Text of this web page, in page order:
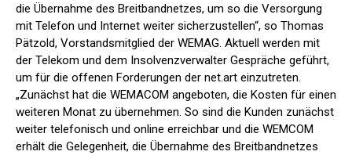
die Übernahme des Breitbandnetzes, um so die Versorgung
mit Telefon und Internet weiter sicherzustellen“, so Thomas
Pätzold, Vorstandsmitglied der WEMAG. Aktuell werden mit
der Telekom und dem Insolvenzverwalter Gespräche geführt,
um für die offenen Forderungen der net.art einzutreten.
„Zunächst hat die WEMACOM angeboten, die Kosten für einen
weiteren Monat zu übernehmen. So sind die Kunden zunächst
weiter telefonisch und online erreichbar und die WEMCOM
erhält die Gelegenheit, die Übernahme des Breitbandnetzes